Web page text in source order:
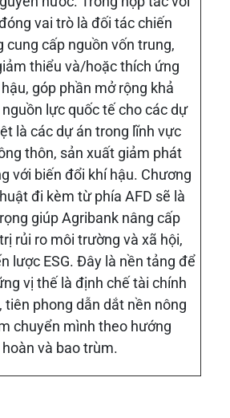
vai trò là đối tác chiến
cung cấp nguồn vốn trung,
thiểu và/hoặc thích ứng
góp phần mở rộng khả
lực quốc tế cho các dự
là các dự án trong lĩnh vực
thôn, sản xuất giảm phát
với biến đổi khí hậu. Chương
đi kèm từ phía AFD sẽ là
giúp Agribank nâng cấp
rủi ro môi trường và xã hội,
lược ESG. Đây là nền tảng để
vị thế là định chế tài chính
tiên phong dẫn dắt nền nông
chuyển mình theo hướng
và bao trùm.